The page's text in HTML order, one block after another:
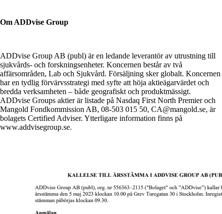
Om ADDvise Group
ADDvise Group AB (publ) är en ledande leverantör av utrustning till
sjukvårds- och forskningsenheter. Koncernen består av två
affärsområden, Lab och Sjukvård. Försäljning sker globalt. Koncernen
har en tydlig förvärvsstrategi med syfte att höja aktieägarvärdet och
bredda verksamheten – både geografiskt och produktmässigt.
ADDvise Groups aktier är listade på Nasdaq First North Premier och
Mangold Fondkommission AB, 08-503 015 50, CA@mangold.se, är
bolagets Certified Adviser. Ytterligare information finns på
www.addvisegroup.se.